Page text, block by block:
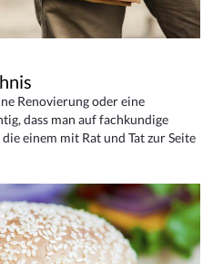
Renovierung oder eine
dass man auf fachkundige
einem mit Rat und Tat zur Seite